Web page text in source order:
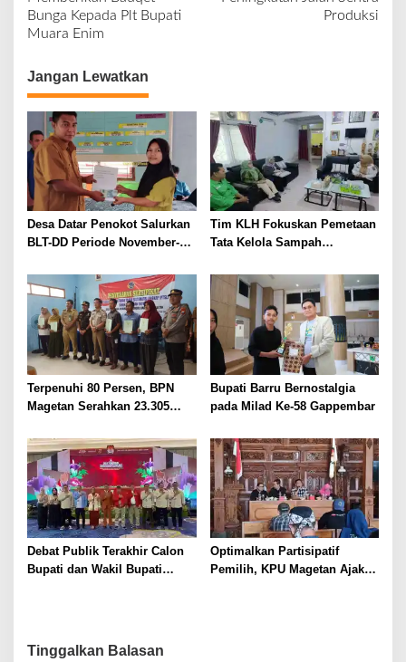
g
s
i
p
o
s
Bunga Kepada Plt Bupati
Muara Enim
Produksi
Jangan Lewatkan
Desa Datar Penokot Salurkan
BLT-DD Periode November-
Tim KLH Fokuskan Pemetaan
Tata Kelola Sampah
Utara
Terpenuhi 80 Persen, BPN
Magetan Serahkan 23.305
Program PTSL
Bupati Barru Bernostalgia
pada Milad Ke-58 Gappembar
Debat Publik Terakhir Calon
Bupati dan Wakil Bupati
Optimalkan Partisipatif
Pemilih, KPU Magetan Ajak
Tinggalkan Balasan